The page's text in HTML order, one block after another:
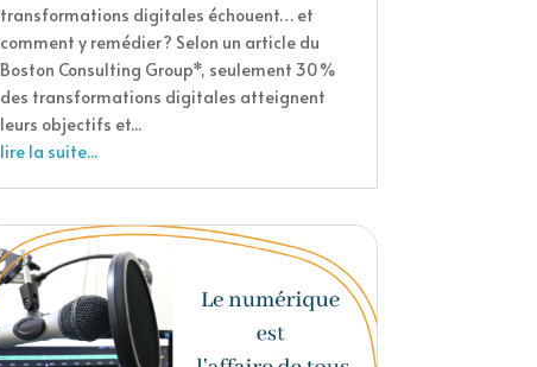
transformations digitales échouent… et
comment y remédier ? Selon un article du
Boston Consulting Group*, seulement 30 %
des transformations digitales atteignent
leurs objectifs et...
lire la suite...